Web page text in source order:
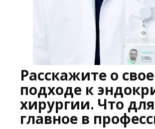
Расскажите о
подходе к
хирургии. Что
главное в